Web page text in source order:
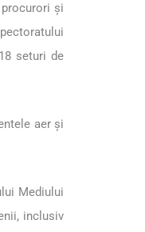
și
seturi de
aer și
Mediului
inclusiv